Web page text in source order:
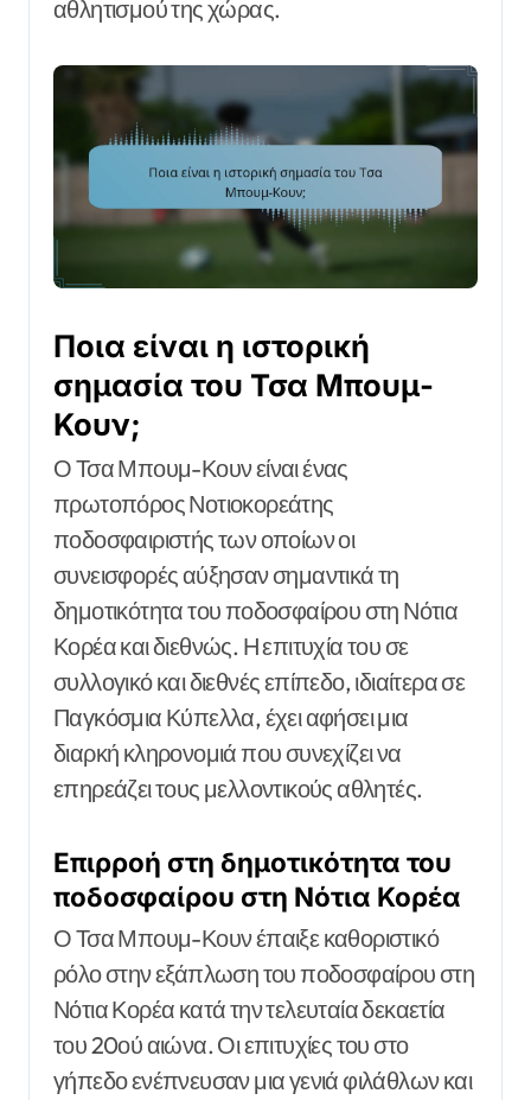
αθλητισμού της χώρας.
Ποια είναι η ιστορική
σημασία του Τσα Μπουμ-
Κουν;
Ο Τσα Μπουμ-Κουν είναι ένας
πρωτοπόρος Νοτιοκορεάτης
ποδοσφαιριστής των οποίων οι
συνεισφορές αύξησαν σημαντικά τη
δημοτικότητα του ποδοσφαίρου στη Νότια
Κορέα και διεθνώς. Η επιτυχία του σε
συλλογικό και διεθνές επίπεδο, ιδιαίτερα σε
Παγκόσμια Κύπελλα, έχει αφήσει μια
διαρκή κληρονομιά που συνεχίζει να
επηρεάζει τους μελλοντικούς αθλητές.
Επιρροή στη δημοτικότητα του
ποδοσφαίρου στη Νότια Κορέα
Ο Τσα Μπουμ-Κουν έπαιξε καθοριστικό
ρόλο στην εξάπλωση του ποδοσφαίρου στη
Νότια Κορέα κατά την τελευταία δεκαετία
του 20ού αιώνα. Οι επιτυχίες του στο
γήπεδο ενέπνευσαν μια γενιά φιλάθλων και